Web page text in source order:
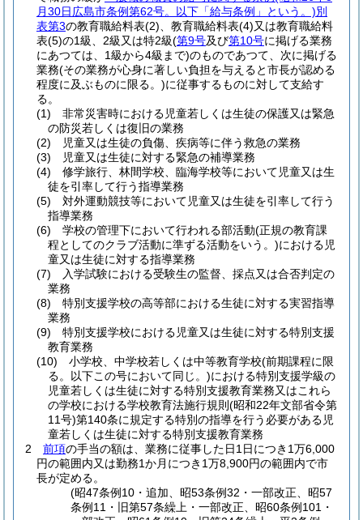
月30日広島市条例第62号。以下「給与条例」という。)別
表第3の教育職給料表(2) 、教育職給料表(4)又は教育職給料
表(5)の1級、2級又は特2級(第9号及び第10号に掲げる業務
にあつては、1級から4級まで)のものであつて、次に掲げる
業務(その業務が心身に著しい負担を与えると市長が認める
程度に及ぶものに限る。)に従事するものに対して支給す
る。
(1)
非常災害時における児童若しくは生徒の保護又は緊急
の防災若しくは復旧の業務
(2)
児童又は生徒の負傷、疾病等に伴う救急の業務
(3)
児童又は生徒に対する緊急の補導業務
(4)
修学旅行、林間学校、臨海学校等において児童又は生
徒を引率して行う指導業務
(5)
対外運動競技等において児童又は生徒を引率して行う
指導業務
(6)
学校の管理下において行われる部活動(正規の教育課
程としてのクラブ活動に準ずる活動をいう。)における児
童又は生徒に対する指導業務
(7)
入学試験における受験生の監督、採点又は合否判定の
業務
(8)
特別支援学校の高等部における生徒に対する実習指導
業務
(9)
特別支援学校における児童又は生徒に対する特別支援
教育業務
(10)
小学校、中学校若しくは中等教育学校(前期課程に限
る。以下この号において同じ。)における特別支援学級の
児童若しくは生徒に対する特別支援教育業務又はこれら
の学校における学校教育法施行規則 (昭和22年文部省令第
11号)第140条に規定する特別の指導を行う必要がある児
童若しくは生徒に対する特別支援教育業務
2
前項の手当の額は、業務に従事した日1日につき1万6,000
円の範囲内又は勤務1か月につき1万8,900円の範囲内で市
長が定める。
(昭47条例10・追加、昭53条例32・一部改正、昭57
条例11・旧第57条繰上・一部改正、昭60条例101・